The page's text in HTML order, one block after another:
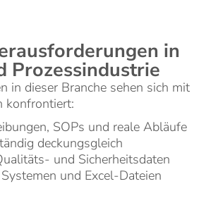
in
Prozessindustrie
in dieser Branche sehen sich mit
konfrontiert:
SOPs und reale Abläufe
deckungsgleich
und Sicherheitsdaten
und Excel-Dateien